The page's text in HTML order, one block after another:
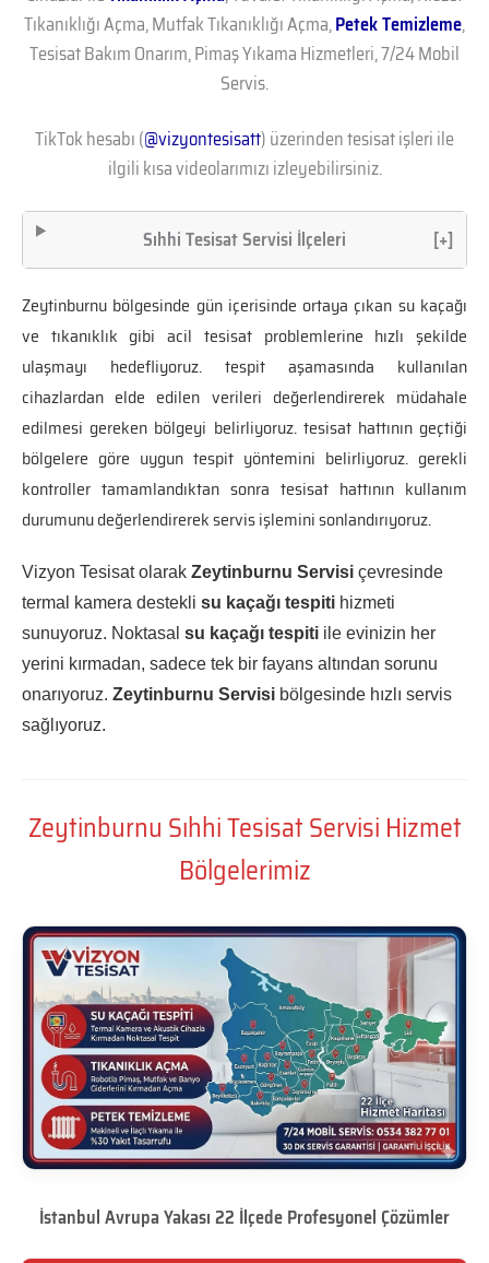
Tıkanıklığı Açma, Mutfak Tıkanıklığı Açma,Petek Temizleme,
Tesisat Bakım Onarım, Pimaş Yıkama Hizmetleri, 7/24 Mobil
Servis.
TikTok hesabı (@vizyontesisatt) üzerinden tesisat işleri ile
ilgili kısa videolarımızı izleyebilirsiniz.
Sıhhi Tesisat Servisi İlçeleri [+]
Zeytinburnu bölgesinde gün içerisinde ortaya çıkan su kaçağı
ve tıkanıklık gibi acil tesisat problemlerine hızlı şekilde
ulaşmayı hedefliyoruz. tespit aşamasında kullanılan
cihazlardan elde edilen verileri değerlendirerek müdahale
edilmesi gereken bölgeyi belirliyoruz. tesisat hattının geçtiği
bölgelere göre uygun tespit yöntemini belirliyoruz. gerekli
kontroller tamamlandıktan sonra tesisat hattının kullanım
durumunu değerlendirerek servis işlemini sonlandırıyoruz.
Vizyon Tesisat olarak Zeytinburnu Servisi çevresinde
termal kamera destekli su kaçağı tespiti hizmeti
sunuyoruz. Noktasal su kaçağı tespiti ile evinizin her
yerini kırmadan, sadece tek bir fayans altından sorunu
onarıyoruz. Zeytinburnu Servisi bölgesinde hızlı servis
sağlıyoruz.
Zeytinburnu Sıhhi Tesisat Servisi Hizmet
Bölgelerimiz
İstanbul Avrupa Yakası 22 İlçede Profesyonel Çözümler